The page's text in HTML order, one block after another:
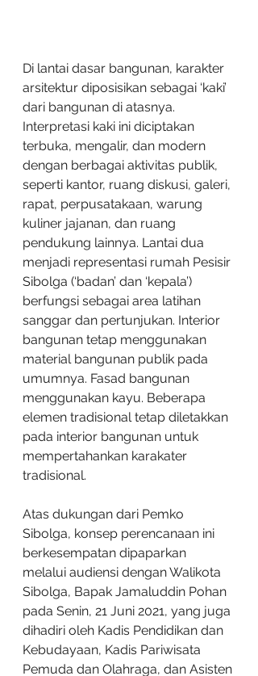
Di lantai dasar bangunan, karakter
arsitektur diposisikan sebagai ‘kaki’
dari bangunan di atasnya.
Interpretasi kaki ini diciptakan
terbuka, mengalir, dan modern
dengan berbagai aktivitas publik,
seperti kantor, ruang diskusi, galeri,
rapat, perpusatakaan, warung
kuliner jajanan, dan ruang
pendukung lainnya. Lantai dua
menjadi representasi rumah Pesisir
Sibolga (‘badan’ dan ‘kepala’)
berfungsi sebagai area latihan
sanggar dan pertunjukan. Interior
bangunan tetap menggunakan
material bangunan publik pada
umumnya. Fasad bangunan
menggunakan kayu. Beberapa
elemen tradisional tetap diletakkan
pada interior bangunan untuk
mempertahankan karakater
tradisional.
Atas dukungan dari Pemko
Sibolga, konsep perencanaan ini
berkesempatan dipaparkan
melalui audiensi dengan Walikota
Sibolga, Bapak Jamaluddin Pohan
pada Senin, 21 Juni 2021, yang juga
dihadiri oleh Kadis Pendidikan dan
Kebudayaan, Kadis Pariwisata
Pemuda dan Olahraga, dan Asisten